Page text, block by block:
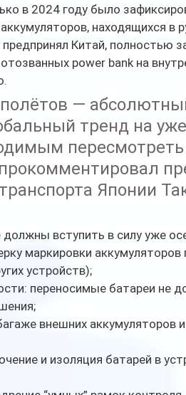
в 2024 году было
находящихся в
Китай, полностью
power bank на
полётов —
тренд на
Японии
вступить в силу уже
маркировки
устройств);
переносимые батареи не
внешних аккумуляторов
и изоляция батарей в